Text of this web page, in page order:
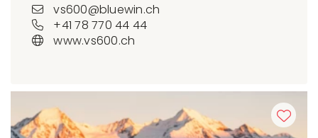
vs600@bluewin.ch
+41 78 770 44 44
www.vs600.ch